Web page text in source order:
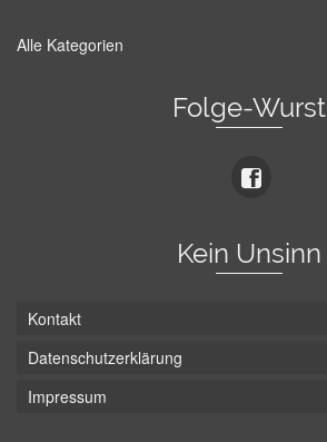
Alle Kategorien
Folge-Wurst
Kein Unsinn
Kontakt
Datenschutzerklärung
Impressum